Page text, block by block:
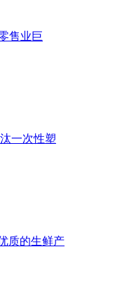
售业巨
一次性塑
质的生鲜产